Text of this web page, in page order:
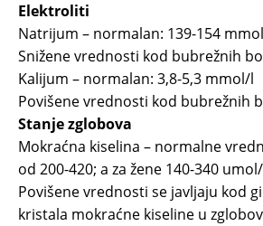
Elektroliti
Natrijum – normalan: 139-154
Snižene vrednosti kod bubrežnih
Kalijum – normalan: 3,8-5,3 mmol/l
Povišene vrednosti kod bubrežnih
Stanje zglobova
Mokraćna kiselina – normalne
od 200-420; a za žene 140-340
Povišene vrednosti se javljaju kod
kristala mokraćne kiseline u